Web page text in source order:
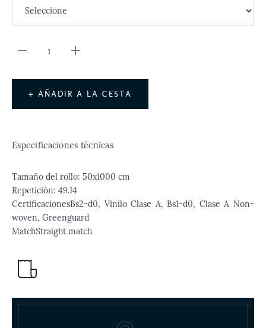
+ AÑADIR A LA CESTA
Especificaciones técnicas
Tamaño del rollo: 50x1000 cm
Repetición: 49.14
CertificacionesBs2-d0, Vinilo Clase A, Bs1-d0, Clase A Non-
woven, Greenguard
MatchStraight match